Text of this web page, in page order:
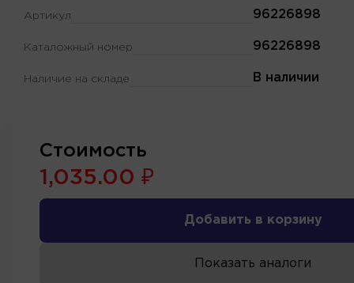
Артикул 96226898
Каталожный номер 96226898
Наличие на складе В наличии
Стоимость
1,035.00 ₽
Добавить в корзину
Показать аналоги